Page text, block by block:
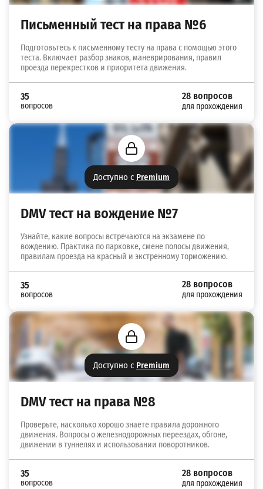
Письменный тест на права №6
Подготовьтесь к письменному тесту на права с помощью этого
теста. Включает разбор знаков, маневрирования, правил
проезда перекрестков и приоритета движения.
35
вопросов
28 вопросов
для прохождения
Доступно с Premium
DMV тест на вождение №7
Узнайте, какие вопросы встречаются на экзамене по
вождению. Практика по парковке, смене полосы движения,
правилам проезда на красный и экстренному торможению.
35
вопросов
28 вопросов
для прохождения
Доступно с Premium
DMV тест на права №8
Проверьте, насколько хорошо знаете правила дорожного
движения. Вопросы о железнодорожных переездах, обгоне,
движении в туннелях и использовании поворотников.
35
вопросов
28 вопросов
для прохождения